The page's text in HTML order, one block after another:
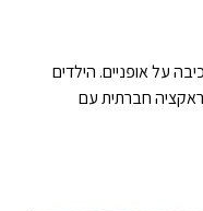
על אופניים. הילדים
חברתית עם